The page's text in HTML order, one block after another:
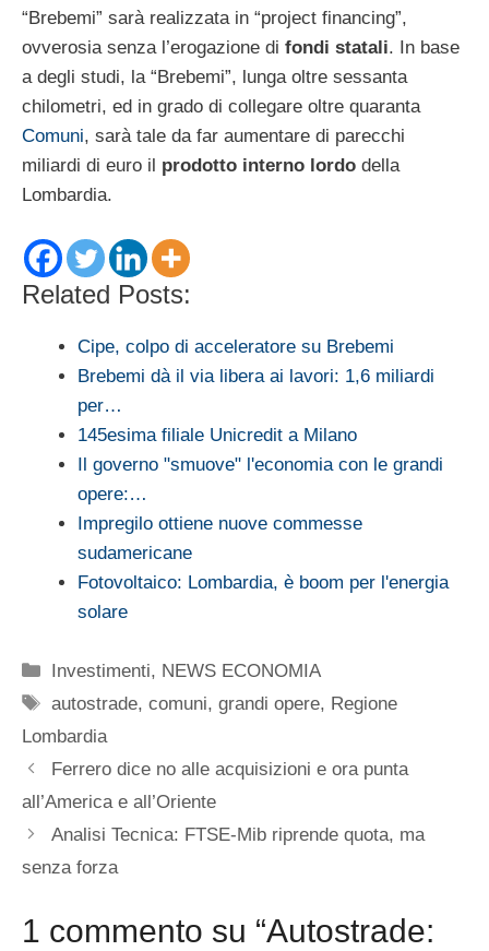
“Brebemi” sarà realizzata in “project financing”,
ovverosia senza l’erogazione di fondi statali. In base
a degli studi, la “Brebemi”, lunga oltre sessanta
chilometri, ed in grado di collegare oltre quaranta
Comuni, sarà tale da far aumentare di parecchi
miliardi di euro il prodotto interno lordo della
Lombardia.
Related Posts:
Cipe, colpo di acceleratore su Brebemi
Brebemi dà il via libera ai lavori: 1,6 miliardi
per…
145esima filiale Unicredit a Milano
Il governo "smuove" l'economia con le grandi
opere:…
Impregilo ottiene nuove commesse
sudamericane
Fotovoltaico: Lombardia, è boom per l'energia
solare
Categorie
Investimenti, NEWS ECONOMIA
Tag
autostrade,comuni,grandi opere, Regione
Lombardia
Ferrero dice no alle acquisizioni e ora punta
all’America e all’Oriente
Analisi Tecnica: FTSE-Mib riprende quota, ma
senza forza
1 commento su “Autostrade: